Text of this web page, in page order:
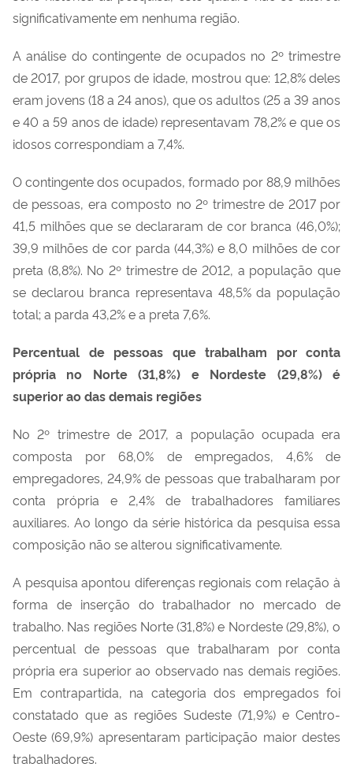
significativamente em nenhuma região.
A análise do contingente de ocupados no 2º trimestre
de 2017, por grupos de idade, mostrou que: 12,8% deles
eram jovens (18 a 24 anos), que os adultos (25 a 39 anos
e 40 a 59 anos de idade) representavam 78,2% e que os
idosos correspondiam a 7,4%.
O contingente dos ocupados, formado por 88,9 milhões
de pessoas, era composto no 2º trimestre de 2017 por
41,5 milhões que se declararam de cor branca (46,0%);
39,9 milhões de cor parda (44,3%) e 8,0 milhões de cor
preta (8,8%). No 2º trimestre de 2012, a população que
se declarou branca representava 48,5% da população
total; a parda 43,2% e a preta 7,6%.
Percentual de pessoas que trabalham por conta
própria no Norte (31,8%) e Nordeste (29,8%) é
superior ao das demais regiões
No 2º trimestre de 2017, a população ocupada era
composta por 68,0% de empregados, 4,6% de
empregadores, 24,9% de pessoas que trabalharam por
conta própria e 2,4% de trabalhadores familiares
auxiliares. Ao longo da série histórica da pesquisa essa
composição não se alterou significativamente.
A pesquisa apontou diferenças regionais com relação à
forma de inserção do trabalhador no mercado de
trabalho. Nas regiões Norte (31,8%) e Nordeste (29,8%), o
percentual de pessoas que trabalharam por conta
própria era superior ao observado nas demais regiões.
Em contrapartida, na categoria dos empregados foi
constatado que as regiões Sudeste (71,9%) e Centro-
Oeste (69,9%) apresentaram participação maior destes
trabalhadores.